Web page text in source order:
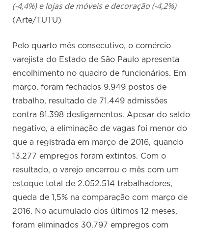
(-4,4%) e lojas de móveis e decoração (-4,2%)
(Arte/TUTU)
Pelo quarto mês consecutivo, o comércio
varejista do Estado de São Paulo apresenta
encolhimento no quadro de funcionários. Em
março, foram fechados 9.949 postos de
trabalho, resultado de 71.449 admissões
contra 81.398 desligamentos. Apesar do saldo
negativo, a eliminação de vagas foi menor do
que a registrada em março de 2016, quando
13.277 empregos foram extintos. Com o
resultado, o varejo encerrou o mês com um
estoque total de 2.052.514 trabalhadores,
queda de 1,5% na comparação com março de
2016. No acumulado dos últimos 12 meses,
foram eliminados 30.797 empregos com